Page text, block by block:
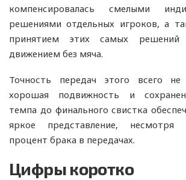
компенсировалась смелыми
решениями отдельных игроков, а
принятием этих самых
движением без мяча.
Точность передач этого всего
хорошая подвижность и
темпа до финального свистка
яркое представление,
процент брака в передачах.
Цифры коротко